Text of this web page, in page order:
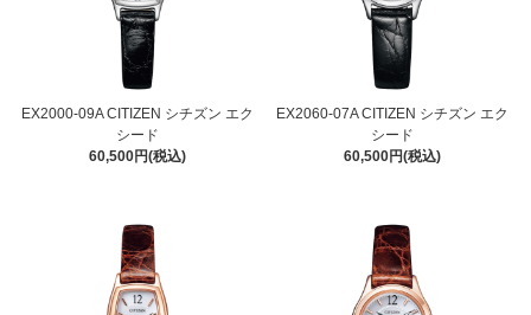
EX2000-09A CITIZEN シチズン エク
シード
60,500円(税込)
EX2060-07A CITIZEN シチズン エク
シード
60,500円(税込)